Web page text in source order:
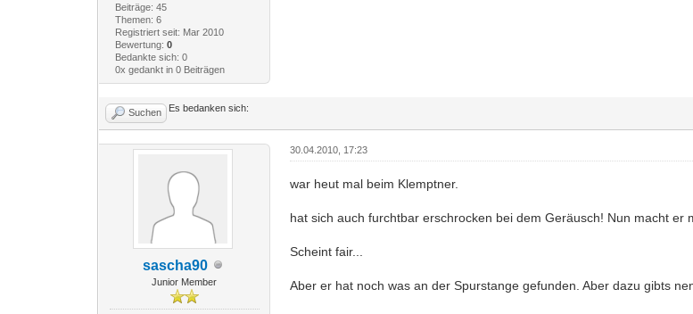
Beiträge: 45
Themen: 6
Registriert seit: Mar 2010
Bewertung: 0
Bedankte sich: 0
0x gedankt in 0 Beiträgen
Suchen Es bedanken sich:
sascha90
Junior Member
30.04.2010, 17:23
war heut mal beim Klemptner.
hat sich auch furchtbar erschrocken bei dem Geräusch! Nun macht er
Scheint fair...
Aber er hat noch was an der Spurstange gefunden. Aber dazu gibts